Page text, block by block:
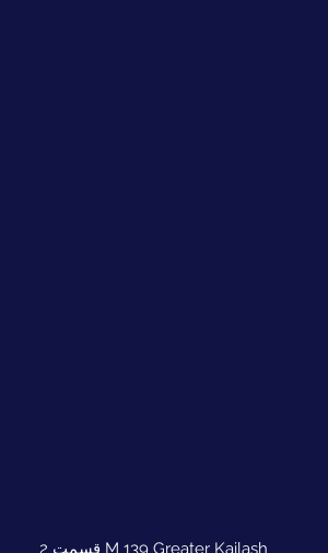
M 139 Greater Kailash قسمت 2